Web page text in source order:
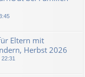
Eltern mit
Herbst 2026